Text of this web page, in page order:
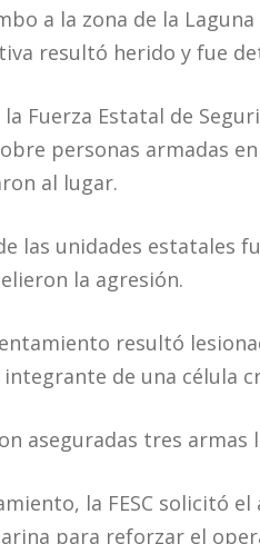
a la zona de la
resultó herido y fue
Fuerza Estatal de
personas armadas
al lugar.
las unidades estatales
la agresión.
resultó
de una célula
aseguradas tres
la FESC solicitó
para reforzar el